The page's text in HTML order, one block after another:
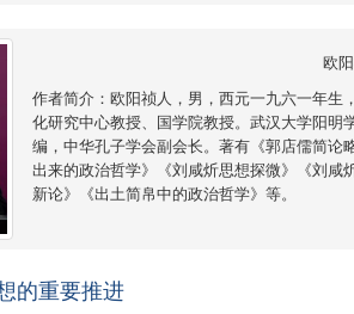
欧
作者简介：欧阳祯人，男，西元一九六一年生
化研究中心教授、国学院教授。武汉大学阳明
编，中华孔子学会副会长。著有《郭店儒简论
出来的政治哲学》《刘咸炘思想探微》《刘咸
新论》《出土简帛中的政治哲学》等。
的重要推进